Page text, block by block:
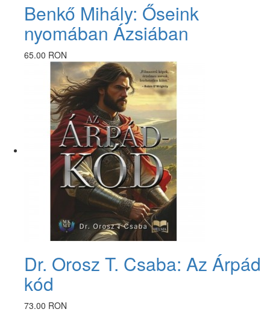
Benkő Mihály: Őseink
nyomában Ázsiában
65.00 RON
Dr. Orosz T. Csaba: Az Árpád
kód
73.00 RON